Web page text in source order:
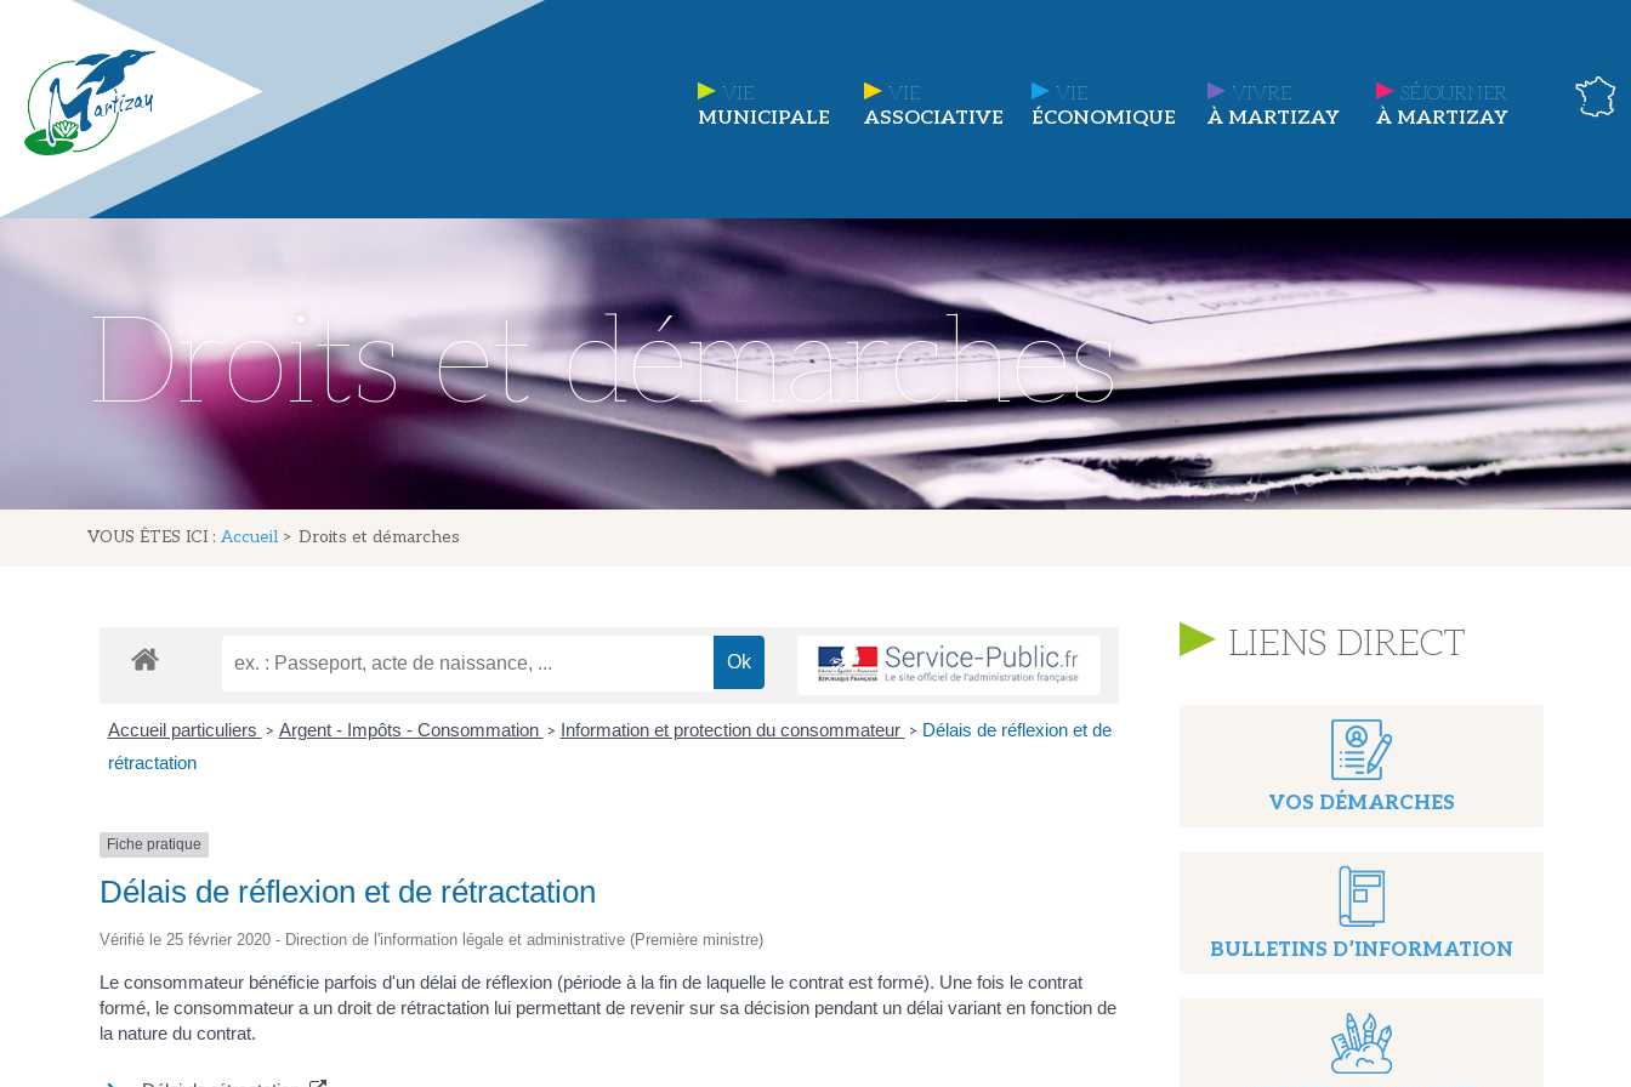
VIE
MUNICIPALE
VIE
ASSOCIATIVE
VIE
ÉCONOMIQUE
VIVRE
À MARTIZAY
SÉJOURNER
À MARTIZAY
Droits et démarches
VOUS ÊTES ICI : Accueil > Droits et démarches
Accueil particuliers > Argent - Impôts - Consommation > Information et protection du consommateur > Délais de réflexion et de
rétractation
Fiche pratique
Délais de réflexion et de rétractation
Vérifié le 25 février 2020 - Direction de l'information légale et administrative (Première ministre)
Le consommateur bénéficie parfois d'un délai de réflexion (période à la fin de laquelle le contrat est formé). Une fois le contrat
formé, le consommateur a un droit de rétractation lui permettant de revenir sur sa décision pendant un délai variant en fonction de
la nature du contrat.
LIENS DIRECT
VOS DÉMARCHES
BULLETINS D’INFORMATION